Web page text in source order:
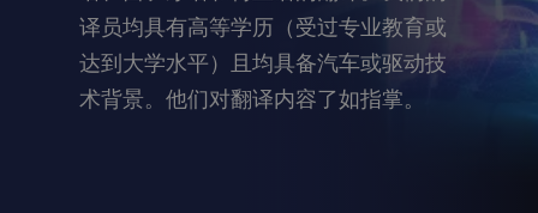
译员均具有高等学历（受过专业教育或
达到大学水平）且均具备汽车或驱动技
术背景。他们对翻译内容了如指掌。